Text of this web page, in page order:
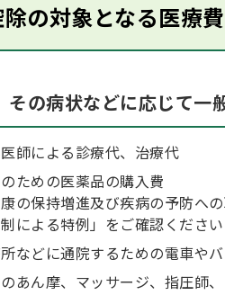
の対象となる医療費
その病状などに応じて一
師による診療代、治療代
ための医薬品の購入費
康の保持増進及び疾病の予防へ
による特例」をご確認ください
などに通院するための電車や
あん摩、マッサージ、指圧師